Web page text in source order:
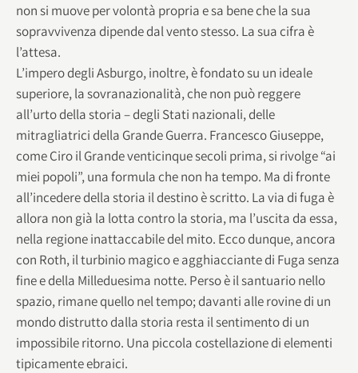
non si muove per volontà propria e sa bene che la sua
sopravvivenza dipende dal vento stesso. La sua cifra è
l’attesa.
L’impero degli Asburgo, inoltre, è fondato su un ideale
superiore, la sovranazionalità, che non può reggere
all’urto della storia – degli Stati nazionali, delle
mitragliatrici della Grande Guerra. Francesco Giuseppe,
come Ciro il Grande venticinque secoli prima, si rivolge “ai
miei popoli”, una formula che non ha tempo. Ma di fronte
all’incedere della storia il destino è scritto. La via di fuga è
allora non già la lotta contro la storia, ma l’uscita da essa,
nella regione inattaccabile del mito. Ecco dunque, ancora
con Roth, il turbinio magico e agghiacciante di Fuga senza
fine e della Milleduesima notte. Perso è il santuario nello
spazio, rimane quello nel tempo; davanti alle rovine di un
mondo distrutto dalla storia resta il sentimento di un
impossibile ritorno. Una piccola costellazione di elementi
tipicamente ebraici.